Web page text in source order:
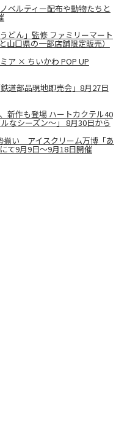
ベルティー配布や動物たちと
どん」監修 ファミリーマート
山口県の一部店舗限定販売）
ア × ちいかわ POP UP
道部品現地即売会」8月27日
新作も登場 ハートカクテル40
なシーズン〜」 8月30日から
揃い アイスクリーム万博「あ
て9月9日～9月18日開催